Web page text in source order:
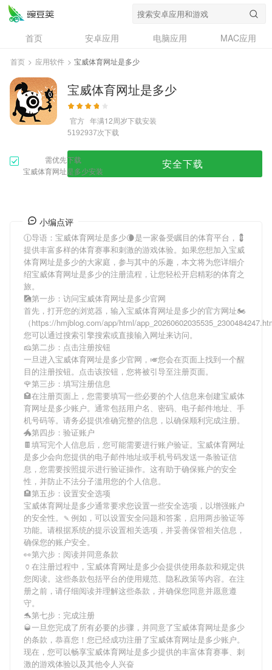
首页 安卓应用 电脑应用
MAC应用
资讯
专题
问答
首页 > 应用软件 > 宝威体育网址是多少
宝威体育网址是多少
官方 年满12周岁下载安装
5192937次下载
需优先下载
宝威体育网址是多少安装
安全下载
小编点评
🕧导语： 宝威体育网址是多少🌘是一家备受瞩目的体育平台，💈
提供丰富多样的体育赛事和刺激的游戏体验。如果您想加入宝威
体育网址是多少的大家庭，参与其中的乐趣，本文将为您详细介
绍宝威体育网址是多少的注册流程，让您轻松开启精彩的体育之
旅。
🎑第一步：访问宝威体育网址是多少官网
首先，打开您的浏览器，输入宝威体育网址是多少的官方网址🏍
（https://hmjblog.com/app/html/
您可以通过搜索引擎搜索或直接输入网址来访问。
🧀第二步：点击注册按钮
一旦进入宝威体育网址是多少官网，🎺您会在页面上找到一个醒
目的注册按钮。点击该按钮，您将被引导至注册页面。
🌹第三步：填写注册信息
🏩在注册页面上，您需要填写一些必要的个人信息来创建宝威体
育网址是多少账户。通常包括用户名、密码、电子邮件地址、手
机号码等。请务必提供准确完整的信息，以确保顺利完成注册。
🐲第四步：验证账户
🍫填写完个人信息后，您可能需要进行账户验证。 宝威体育网址
是多少会向您提供的电子邮件地址或手机号码发送一条验证信
息，您需要按照提示进行验证操作。这有助于确保账户的安全
性，并防止不法分子滥用您的个人信息。
🏨第五步：设置安全选项
宝威体育网址是多少通常要求您设置一些安全选项，以增强账户
的安全性。🍡例如，可以设置安全问题和答案，启用两步验证等
功能。请根据系统的提示设置相关选项，并妥善保管相关信息，
确保您的账户安全。
👀第六步：阅读并同意条款
🏺在注册过程中， 宝威体育网址是多少会提供使用条款和规定供
您阅读。这些条款包括平台的使用规范、隐私政策等内容。在注
册之前，请仔细阅读并理解这些条款，并确保您同意并愿意遵
守。
🐬第七步：完成注册
🥃一旦您完成了所有必要的步骤，并同意了宝威体育网址是多少
的条款，恭喜您！您已经成功注册了宝威体育网址是多少账户。
现在，您可以畅享宝威体育网址是多少提供的丰富体育赛事、刺
激的游戏体验以及其他令人兴奋